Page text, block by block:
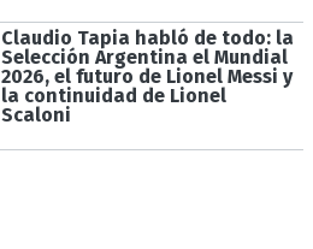
Claudio Tapia habló de todo: la
Selección Argentina el Mundial
2026, el futuro de Lionel Messi y
la continuidad de Lionel
Scaloni